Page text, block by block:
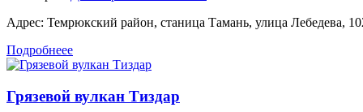
Адрес: Темрюкский район, станица Тамань, улица Лебедева,
Подробнеее
Грязевой вулкан Тиздар